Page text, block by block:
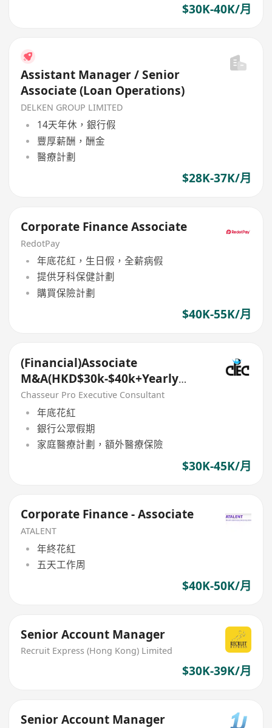
$30K-40K/月
Assistant Manager / Senior
Associate (Loan Operations)
DELKEN GROUP LIMITED
14天年休，銀行假
豐厚薪酬，酬金
醫療計劃
$28K-37K/月
Corporate Finance Associate
RedotPay
年底花紅，生日假，全薪病假
提供牙科保健計劃
購買保險計劃
$40K-55K/月
(Financial)Associate
M&A(HKD$30k-$40k+Yearly
Bonus)
Chasseur Pro Executive Consultant
年底花紅
銀行公眾假期
家庭醫療計劃，額外醫療保險
$30K-45K/月
Corporate Finance - Associate
ATALENT
年終花紅
五天工作周
$40K-50K/月
Senior Account Manager
Recruit Express (Hong Kong) Limited
$30K-39K/月
Senior Account Manager